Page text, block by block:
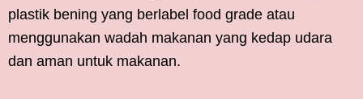
plastik bening yang berlabel food grade atau
menggunakan wadah makanan yang kedap udara
dan aman untuk makanan.